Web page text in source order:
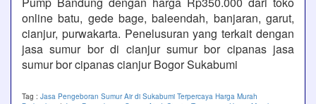
online batu, gede bage, baleendah, banjaran, garut,
cianjur, purwakarta. Penelusuran yang terkait dengan
jasa sumur bor di cianjur sumur bor cipanas jasa
sumur bor cipanas cianjur Bogor Sukabumi
Tag : Jasa Pengeboran Sumur Air di Sukabumi Terpercaya Harga Murah